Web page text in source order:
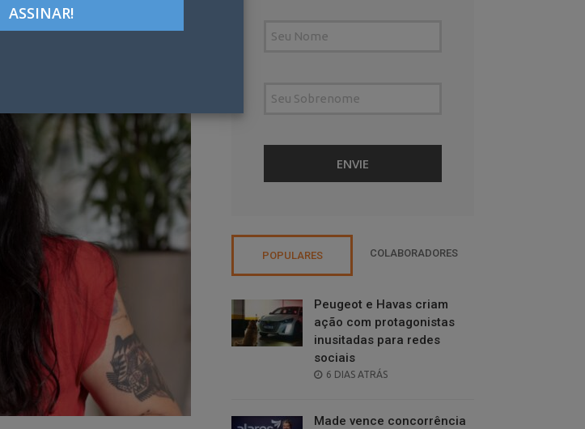
POPULARES COLABORADORES
Peugeot e Havas criam
ação com protagonistas
inusitadas para redes
sociais
POSTED
6 DIAS ATRÁS
Made vence concorrência